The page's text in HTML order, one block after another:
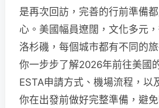
是再次回訪，完善的行前準備
心。美國幅員遼闊，文化多元
洛杉磯，每個城市都有不同的
你一步步了解2026年前往美國
ESTA申請方式、機場流程，以
你在出發前做好完整準備，避